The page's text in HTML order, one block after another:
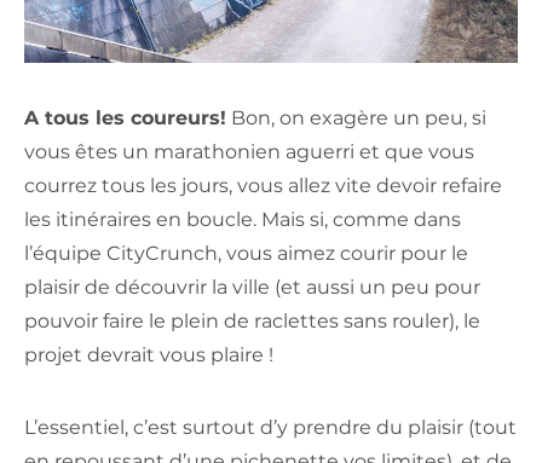
A tous les coureurs! Bon, on exagère un peu, si
vous êtes un marathonien aguerri et que vous
courrez tous les jours, vous allez vite devoir refaire
les itinéraires en boucle. Mais si, comme dans
l’équipe CityCrunch, vous aimez courir pour le
plaisir de découvrir la ville (et aussi un peu pour
pouvoir faire le plein de raclettes sans rouler), le
projet devrait vous plaire !
L’essentiel, c’est surtout d’y prendre du plaisir (tout